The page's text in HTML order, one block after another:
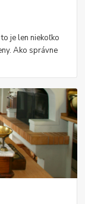
je len niekoľko
Ako správne